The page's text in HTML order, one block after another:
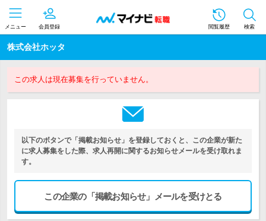
メニュー 会員登録 閲覧履歴 検索
株式会社ホッタ
この求人は現在募集を行っていません。
以下のボタンで「掲載お知らせ」を登録しておくと、この企業が新た
に求人募集をした際、求人再開に関するお知らせメールを受け取れま
す。
この企業の「掲載お知らせ」メールを受けとる